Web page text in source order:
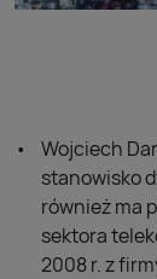
Wojciech
stanowisko
również ma
sektora
2008 r. z